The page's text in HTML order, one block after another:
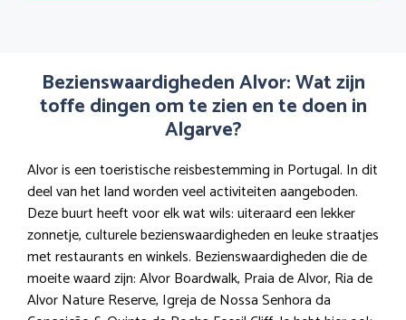
Bezienswaardigheden Alvor: Wat zijn
toffe dingen om te zien en te doen in
Algarve?
Alvor is een toeristische reisbestemming in Portugal. In dit
deel van het land worden veel activiteiten aangeboden.
Deze buurt heeft voor elk wat wils: uiteraard een lekker
zonnetje, culturele bezienswaardigheden en leuke straatjes
met restaurants en winkels. Bezienswaardigheden die de
moeite waard zijn: Alvor Boardwalk, Praia de Alvor, Ria de
Alvor Nature Reserve, Igreja de Nossa Senhora da